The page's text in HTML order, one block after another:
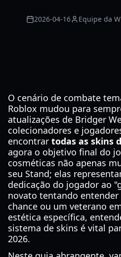
2026-04-16 Equipe da
O cenário de combate
Roblox mudou para
atualizações de Bridger
colecionadores e
encontrar todas as skins
agora o objetivo final do
cosméticas não apenas
seu Stand; elas
dedicação do jogador ao
novato tentando entender
chance ou um veterano
estética específica,
sistema de skins é vital
2026.